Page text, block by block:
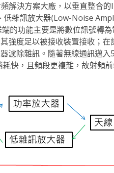
解決方案大廠，以垂直整合
雜訊放大器(Low-Noise
的功能主要是將數位訊號轉
強度足以被接收裝置接收；
濾除雜訊。隨著無線通訊邁入
快，且頻段更複雜，故射頻